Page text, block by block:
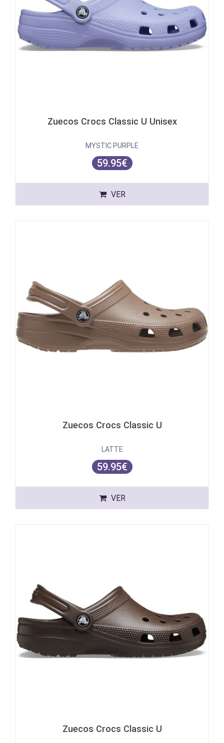
Zuecos Crocs Classic U Unisex
MYSTIC PURPLE
59.95€
VER
Zuecos Crocs Classic U
LATTE
59.95€
VER
Zuecos Crocs Classic U